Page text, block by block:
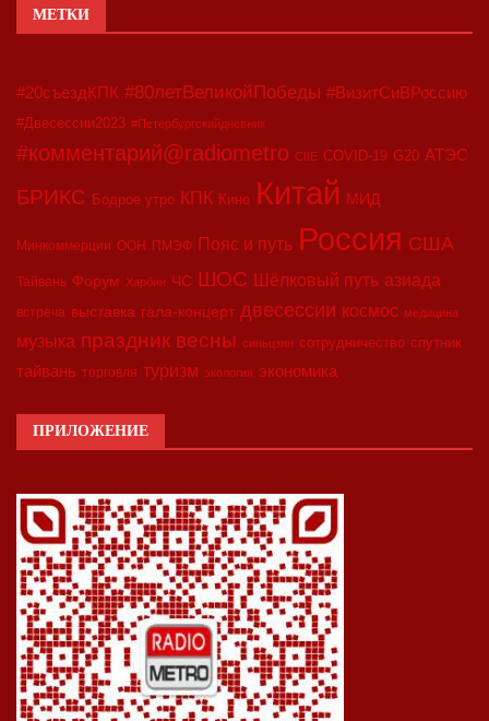
МЕТКИ
#20съездКПК #80летВеликойПобеды #ВизитСиВРоссию
#Двесессии2023 #Петербургскийдневник
#комментарий@radiometro CIIE COVID-19 G20 АТЭС
БРИКС Бодрое утро КПК Кино Китай МИД
Минкоммерции ООН ПМЭФ Пояс и путь Россия США
Тайвань Форум Харбин ЧС ШОС Шёлковый путь азиада
встреча выставка гала-концерт двесессии космос медицина
музыка праздник весны синьцзян сотрудничество спутник
тайвань торговля туризм экология экономика
ПРИЛОЖЕНИЕ